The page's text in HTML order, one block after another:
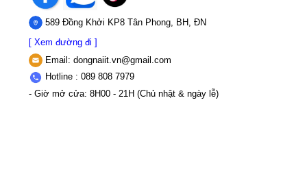
589 Đồng Khởi KP8 Tân Phong, BH, ĐN
[ Xem đường đi ]
Email: dongnaiit.vn@gmail.com
Hotline : 089 808 7979
- Giờ mở cửa: 8H00 - 21H (Chủ nhật & ngày lễ)